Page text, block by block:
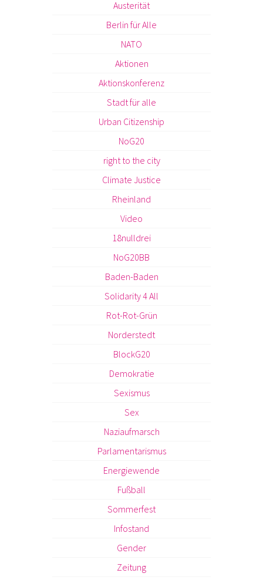
Austerität
Berlin für Alle
NATO
Aktionen
Aktionskonferenz
Stadt für alle
Urban Citizenship
NoG20
right to the city
Climate Justice
Rheinland
Video
18nulldrei
NoG20BB
Baden-Baden
Solidarity 4 All
Rot-Rot-Grün
Norderstedt
BlockG20
Demokratie
Sexismus
Sex
Naziaufmarsch
Parlamentarismus
Energiewende
Fußball
Sommerfest
Infostand
Gender
Zeitung